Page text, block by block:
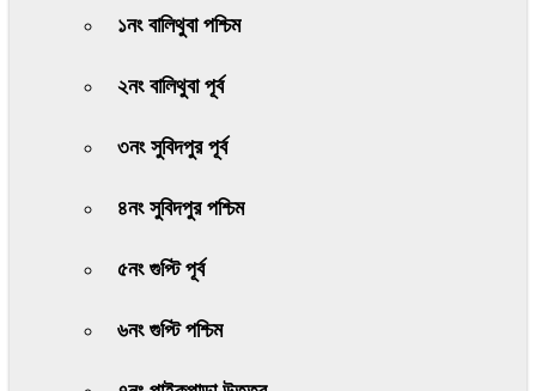
১নং বালিথুবা পশ্চিম
২নং বালিথুবা পূর্ব
৩নং সুবিদপুর পূর্ব
৪নং সুবিদপুর পশ্চিম
৫নং গুপ্টি পূর্ব
৬নং গুপ্টি পশ্চিম